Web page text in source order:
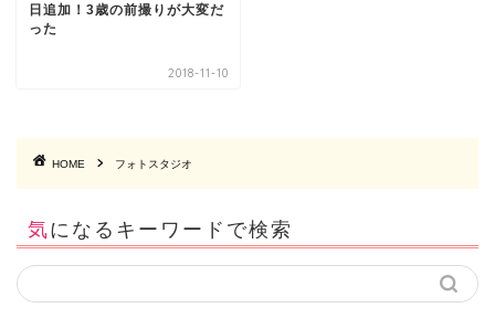
日追加！3歳の前撮りが大変だ
った
2018-11-10
HOME フォトスタジオ
気になるキーワードで検索